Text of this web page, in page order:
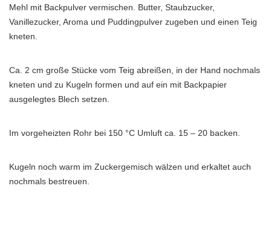
Mehl mit Backpulver vermischen. Butter, Staubzucker,
Vanillezucker, Aroma und Puddingpulver zugeben und einen Teig
kneten.
Ca. 2 cm große Stücke vom Teig abreißen, in der Hand nochmals
kneten und zu Kugeln formen und auf ein mit Backpapier
ausgelegtes Blech setzen.
Im vorgeheizten Rohr bei 150 °C Umluft ca. 15 – 20 backen.
Kugeln noch warm im Zuckergemisch wälzen und erkaltet auch
nochmals bestreuen.